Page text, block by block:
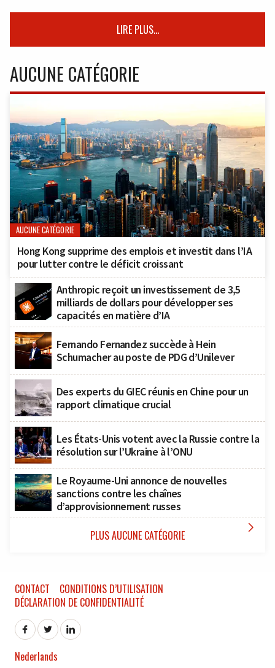
LIRE PLUS...
AUCUNE CATÉGORIE
AUCUNE CATÉGORIE
Hong Kong supprime des emplois et investit dans l’IA
pour lutter contre le déficit croissant
Anthropic reçoit un investissement de 3,5
milliards de dollars pour développer ses
capacités en matière d’IA
Fernando Fernandez succède à Hein
Schumacher au poste de PDG d’Unilever
Des experts du GIEC réunis en Chine pour un
rapport climatique crucial
Les États-Unis votent avec la Russie contre la
résolution sur l’Ukraine à l’ONU
Le Royaume-Uni annonce de nouvelles
sanctions contre les chaînes
d’approvisionnement russes
PLUS AUCUNE CATÉGORIE 
CONTACT
CONDITIONS D’UTILISATION
DÉCLARATION DE CONFIDENTIALITÉ
Nederlands